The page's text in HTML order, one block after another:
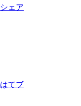
シェア
はてブ